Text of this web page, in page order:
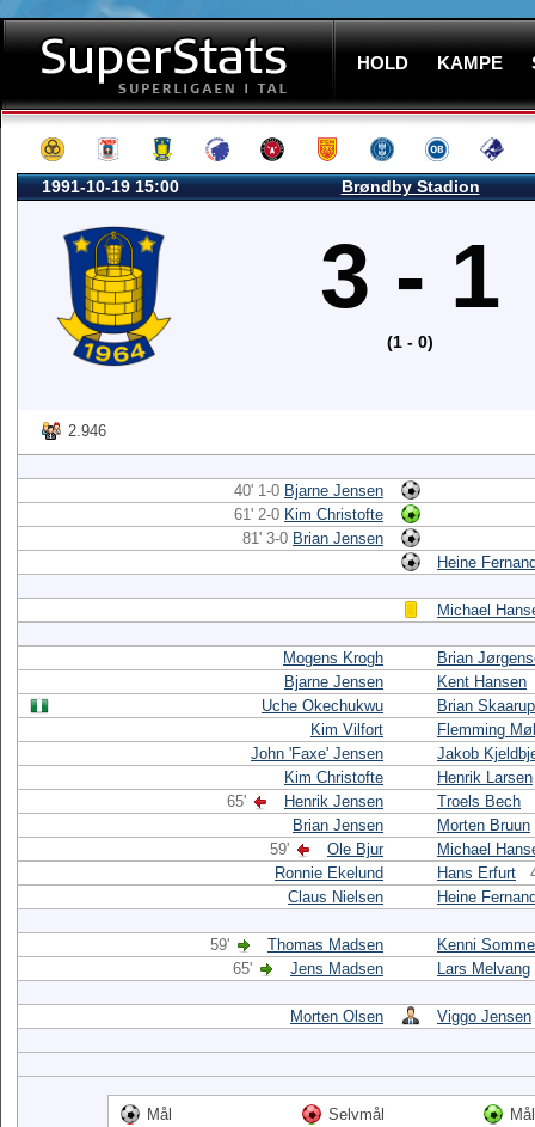
HOLD KAMPE
1991-10-19 15:00 Brøndby Stadion
3 - 1
(1 - 0)
2.946
40' 1-0 Bjarne Jensen
61' 2-0 Kim Christofte
81' 3-0 Brian Jensen
Heine
Michael
Mogens Krogh
Brian
Bjarne Jensen
Kent Hansen
Uche Okechukwu
Brian Skaarup
Kim Vilfort
Flemming
John 'Faxe' Jensen
Jakob
Kim Christofte
Henrik Larsen
65'
Henrik Jensen
Troels Bech
Brian Jensen
Morten Bruun
59'
Ole Bjur
Michael
Ronnie Ekelund
Hans Erfurt
Claus Nielsen
Heine
59' Thomas Madsen
Kenni
65'
Jens Madsen Lars Melvang
Morten Olsen Viggo Jensen
Mål Selvmål